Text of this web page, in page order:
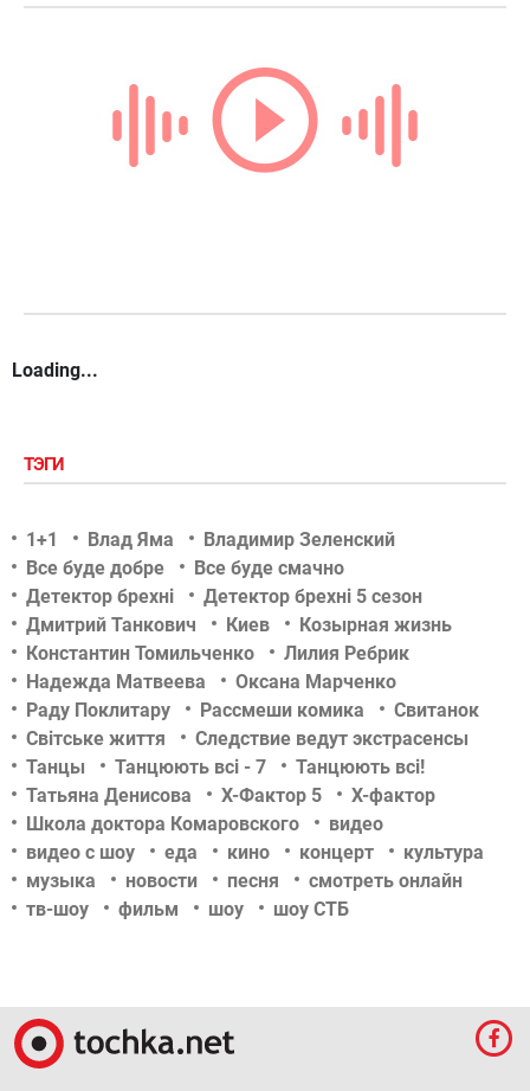
Loading...
ТЭГИ
1+1 Влад Яма
Владимир Зеленский
Все буде добре
Все буде смачно
Детектор брехні
Детектор брехні 5 сезон
Дмитрий Танкович
Киев
Козырная жизнь
Константин Томильченко
Лилия Ребрик
Надежда Матвеева
Оксана Марченко
Раду Поклитару
Рассмеши комика
Свитанок
Світське життя
Следствие ведут экстрасенсы
Танцы
Танцюють всі - 7
Танцюють всі!
Татьяна Денисова
Х-Фактор 5
Х-фактор
Школа доктора Комаровского
видео
видео с шоу
еда кино концерт
культура
музыка
новости песня
смотреть онлайн
тв-шоу
фильм шоу шоу СТБ